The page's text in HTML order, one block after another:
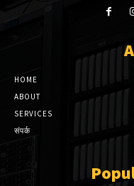
HOME
ABOUT
SERVICES
संपर्क